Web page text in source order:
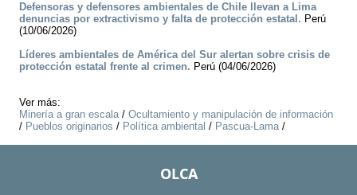
Defensoras y defensores ambientales de Chile llevan a Lima
denuncias por extractivismo y falta de protección estatal. Perú
(10/06/2026)
Líderes ambientales de América del Sur alertan sobre crisis de
protección estatal frente al crimen. Perú (04/06/2026)
Ver más:
Minería a gran escala/ Ocultamiento y manipulación de información
/ Pueblos originarios / Política ambiental / Pascua-Lama/
OLCA